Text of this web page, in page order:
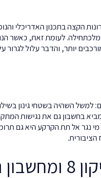
הקצה בתכנון האדריכלי
מלכתחילה. לעומת זאת, כאשר
יותר, והדבר עלול לגרור
למשל השהיה בשטחי גינון
מביא בחשבון גם את נגישות
נגר אל תת הקרקע היא גם